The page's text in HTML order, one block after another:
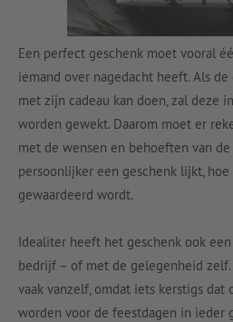
Een perfect geschenk moet vooral
iemand over nagedacht heeft. Als
met zijn cadeau kan doen, zal deze
worden gewekt. Daarom moet er
met de wensen en behoeften van de
persoonlijker een geschenk lijkt,
gewaardeerd wordt.
Idealiter heeft het geschenk ook
bedrijf – of met de gelegenheid
vaak vanzelf, omdat iets kerstigs
worden voor de feestdagen in ieder